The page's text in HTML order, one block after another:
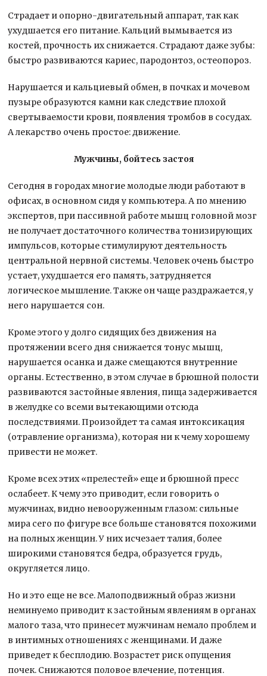
Страдает и опорно-двигательный аппарат, так как
ухудшается его питание. Кальций вымывается из
костей, прочность их снижается. Страдают даже зубы:
быстро развиваются кариес, пародонтоз, остеопороз.
Нарушается и кальциевый обмен, в почках и мочевом
пузыре образуются камни как следствие плохой
свертываемости крови, появления тромбов в сосудах.
А лекарство очень простое: движение.
Мужчины, бойтесь застоя
Сегодня в городах многие молодые люди работают в
офисах, в основном сидя у компьютера. А по мнению
экспертов, при пассивной работе мышц головной мозг
не получает достаточного количества тонизирующих
импульсов, которые стимулируют деятельность
центральной нервной системы. Человек очень быстро
устает, ухудшается его память, затрудняется
логическое мышление. Также он чаще раздражается, у
него нарушается сон.
Кроме этого у долго сидящих без движения на
протяжении всего дня снижается тонус мышц,
нарушается осанка и даже смещаются внутренние
органы. Естественно, в этом случае в брюшной полости
развиваются застойные явления, пища задерживается
в желудке со всеми вытекающими отсюда
последствиями. Произойдет та самая интоксикация
(отравление организма), которая ни к чему хорошему
привести не может.
Кроме всех этих «прелестей» еще и брюшной пресс
ослабеет. К чему это приводит, если говорить о
мужчинах, видно невооруженным глазом: сильные
мира сего по фигуре все больше становятся похожими
на полных женщин. У них исчезает талия, более
широкими становятся бедра, образуется грудь,
округляется лицо.
Но и это еще не все. Малоподвижный образ жизни
неминуемо приводит к застойным явлениям в органах
малого таза, что принесет мужчинам немало проблем и
в интимных отношениях с женщинами. И даже
приведет к бесплодию. Возрастет риск опущения
почек. Снижаются половое влечение, потенция.